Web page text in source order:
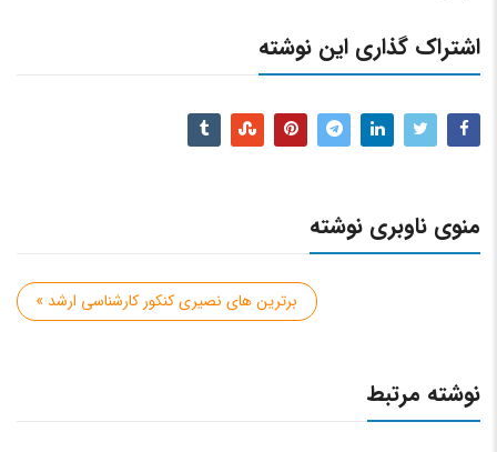
اشتراک گذاری این نوشته
منوی ناوبری نوشته
برترین های نصیری کنکور کارشناسی ارشد »
نوشته مرتبط